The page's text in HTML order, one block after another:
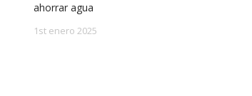
ahorrar agua
1st enero 2025